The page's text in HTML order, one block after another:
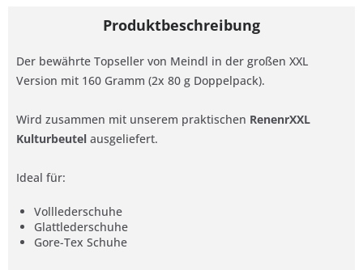
Produktbeschreibung
Der bewährte Topseller von Meindl in der großen XXL
Version mit 160 Gramm (2x 80 g Doppelpack).
Wird zusammen mit unserem praktischen RenenrXXL
Kulturbeutel ausgeliefert.
Ideal für:
Volllederschuhe
Glattlederschuhe
Gore-Tex Schuhe